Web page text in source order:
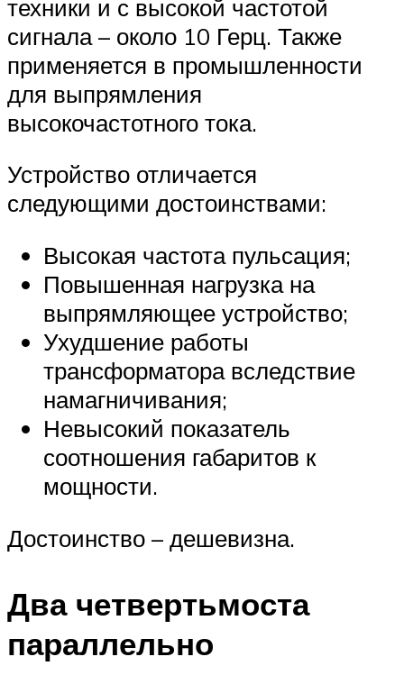
техники и с высокой частотой
сигнала – около 10 Герц. Также
применяется в промышленности
для выпрямления
высокочастотного тока.
Устройство отличается
следующими достоинствами:
Высокая частота пульсация;
Повышенная нагрузка на
выпрямляющее устройство;
Ухудшение работы
трансформатора вследствие
намагничивания;
Невысокий показатель
соотношения габаритов к
мощности.
Достоинство – дешевизна.
Два четвертьмоста
параллельно